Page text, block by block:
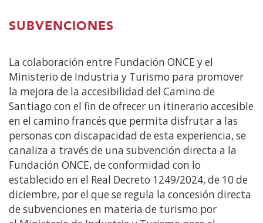
SUBVENCIONES
La colaboración entre Fundación ONCE y el
Ministerio de Industria y Turismo para promover
la mejora de la accesibilidad del Camino de
Santiago con el fin de ofrecer un itinerario accesible
en el camino francés que permita disfrutar a las
personas con discapacidad de esta experiencia, se
canaliza a través de una subvención directa a la
Fundación ONCE, de conformidad con lo
establecido en el Real Decreto 1249/2024, de 10 de
diciembre, por el que se regula la concesión directa
de subvenciones en materia de turismo por